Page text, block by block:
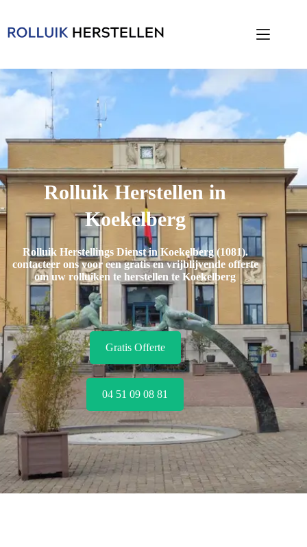
Rolluik Herstellen in
Koekelberg
Rolluik Herstellings Dienst in Koekelberg (1081).
contacteer ons voor een gratis en vrijblijvende offerte
om uw rolluiken te herstellen te Koekelberg
Gratis Offerte
04 51 09 08 81